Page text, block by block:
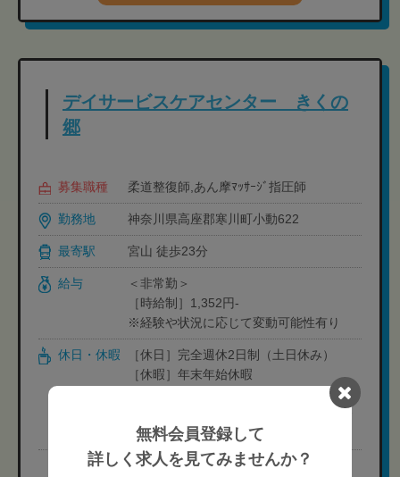
デイサービスケアセンター きくの
郷
募集職種 柔道整復師,あん摩ﾏｯｻｰｼﾞ指圧師
勤務地 神奈川県高座郡寒川町小動622
最寄駅 宮山 徒歩23分
給与
＜非常勤＞
［時給制］1,352円-
※経験や状況に応じて変動可能性有り
休日・休暇
［休日］完全週休2日制（土日休み）
［休暇］年末年始休暇
わせ下さい
完全無料
無料会員登録して
詳しく求人を見てみませんか？